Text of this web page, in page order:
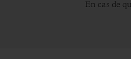
En cas de